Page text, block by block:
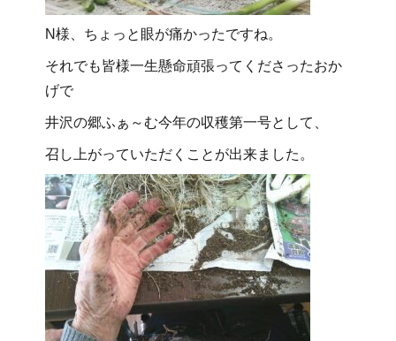
N様、ちょっと眼が痛かったですね。
それでも皆様一生懸命頑張ってくださったおか
げで
井沢の郷ふぁ～む今年の収穫第一号として、
召し上がっていただくことが出来ました。